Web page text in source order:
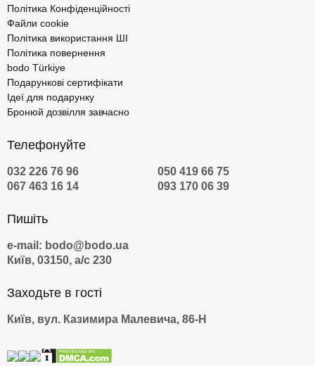
Політика Конфіденційності
Файли cookie
Політика використання ШІ
Політика повернення
bodo Türkiye
Подарункові сертифікати
Ідеї для подарунку
Бронюй дозвілля завчасно
Телефонуйте
032 226 76 96
050 419 66 75
067 463 16 14
093 170 06 39
Пишіть
e-mail: bodo@bodo.ua
Київ, 03150, а/с 230
Заходьте в гості
Київ, вул. Казимира Малевича, 86-Н